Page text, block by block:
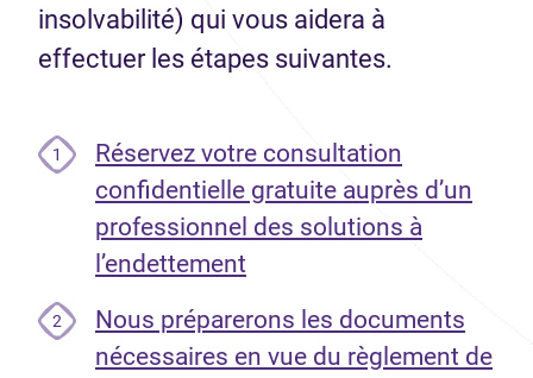
insolvabilité) qui vous aidera à
effectuer les étapes suivantes.
1
Réservez votre consultation
confidentielle gratuite auprès d’un
professionnel des solutions à
l’endettement
2
Nous préparerons les documents
nécessaires en vue du règlement de